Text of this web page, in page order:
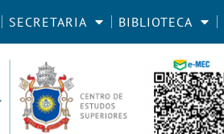
SECRETARIA BIBLIOTECA